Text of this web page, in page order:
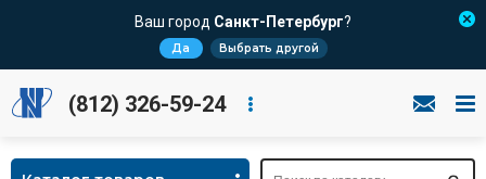
Ваш город Санкт-Петербург?
Да Выбрать другой
(812) 326-59-24